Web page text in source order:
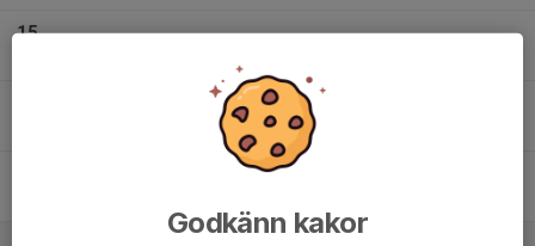
15
Godkänn kakor